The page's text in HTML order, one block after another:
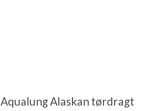
Aqualung Alaskan tørdragt